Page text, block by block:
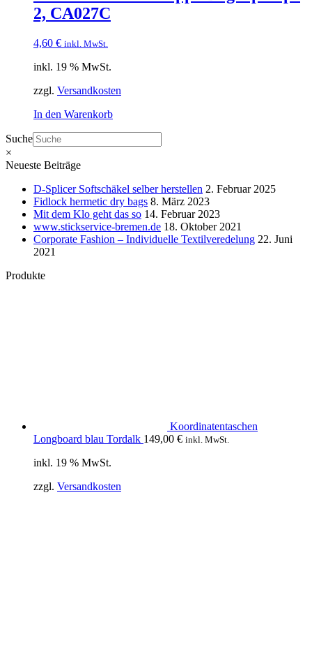
2, CA027C
4,60 € inkl. MwSt.
inkl. 19 % MwSt.
zzgl. Versandkosten
In den Warenkorb
Suche
×
Neueste Beiträge
D-Splicer Softschäkel selber herstellen 2. Februar 2025
Fidlock hermetic dry bags 8. März 2023
Mit dem Klo geht das so 14. Februar 2023
www.stickservice-bremen.de 18. Oktober 2021
Corporate Fashion – Individuelle Textilveredelung 22. Juni
2021
Produkte
Koordinatentaschen
Longboard blau Tordalk 149,00 € inkl. MwSt.
inkl. 19 % MwSt.
zzgl. Versandkosten